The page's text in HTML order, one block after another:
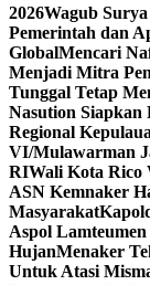
2026Wagub
Pemerintah dan
GlobalMencari
Menjadi Mitra
Tunggal Tetap
Nasution Siapkan
Regional
VI/Mulawarman
RIWali Kota Rico
ASN Kemnaker
Masyarakat
Aspol
HujanMenaker
Untuk Atasi